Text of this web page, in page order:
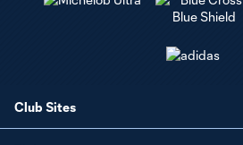
Club Sites